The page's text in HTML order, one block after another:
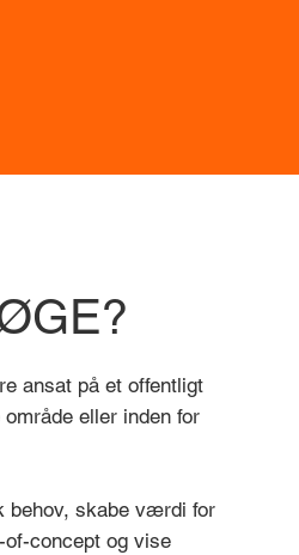
ansat på et offentligt
eller inden for
behov, skabe værdi for
concept og vise